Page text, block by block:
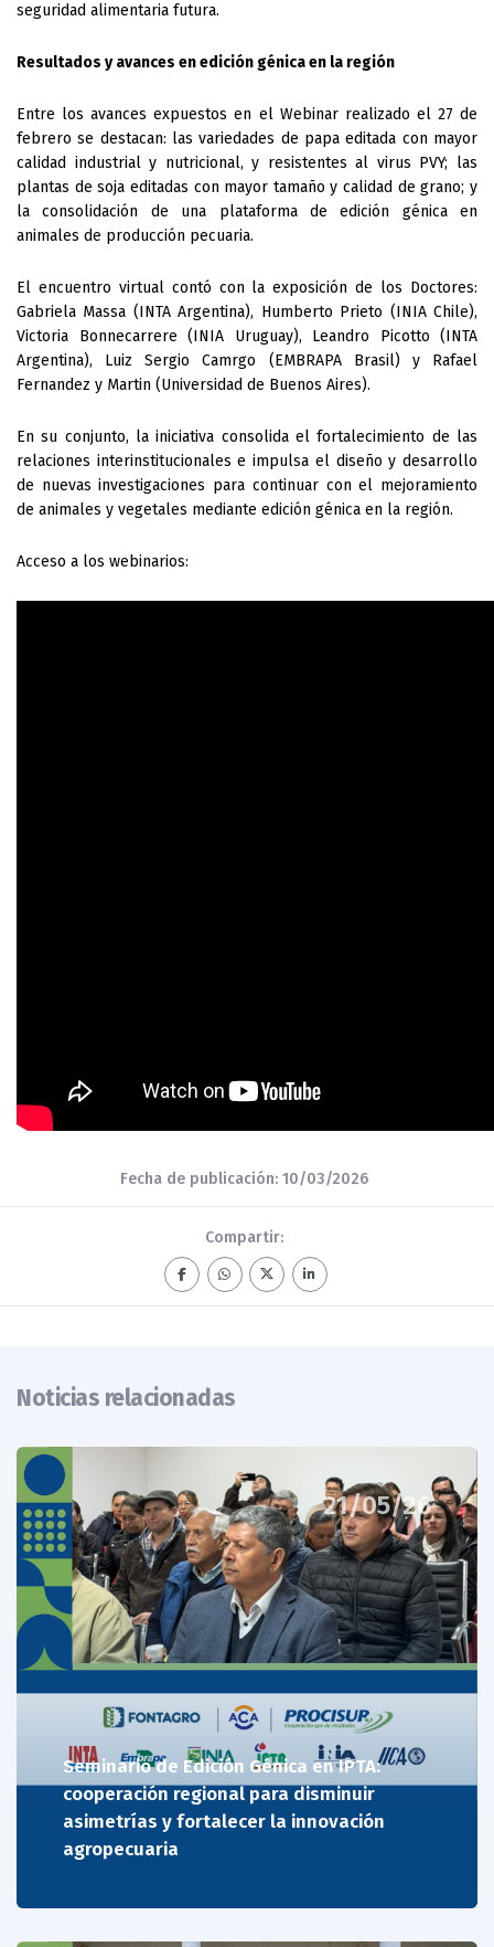
seguridad alimentaria futura.
Resultados y avances en edición génica en la región
Entre los avances expuestos en el Webinar realizado el 27 de
febrero se destacan: las variedades de papa editada con mayor
calidad industrial y nutricional, y resistentes al virus PVY; las
plantas de soja editadas con mayor tamaño y calidad de grano; y
la consolidación de una plataforma de edición génica en
animales de producción pecuaria.
El encuentro virtual contó con la exposición de los Doctores:
Gabriela Massa (INTA Argentina), Humberto Prieto (INIA Chile),
Victoria Bonnecarrere (INIA Uruguay), Leandro Picotto (INTA
Argentina), Luiz Sergio Camrgo (EMBRAPA Brasil) y Rafael
Fernandez y Martin (Universidad de Buenos Aires).
En su conjunto, la iniciativa consolida el fortalecimiento de las
relaciones interinstitucionales e impulsa el diseño y desarrollo
de nuevas investigaciones para continuar con el mejoramiento
de animales y vegetales mediante edición génica en la región.
Acceso a los webinarios:
Fecha de publicación: 10/03/2026
Compartir:
Noticias relacionadas
21/05/26
Seminario de Edición Génica en IPTA:
cooperación regional para disminuir
asimetrías y fortalecer la innovación
agropecuaria